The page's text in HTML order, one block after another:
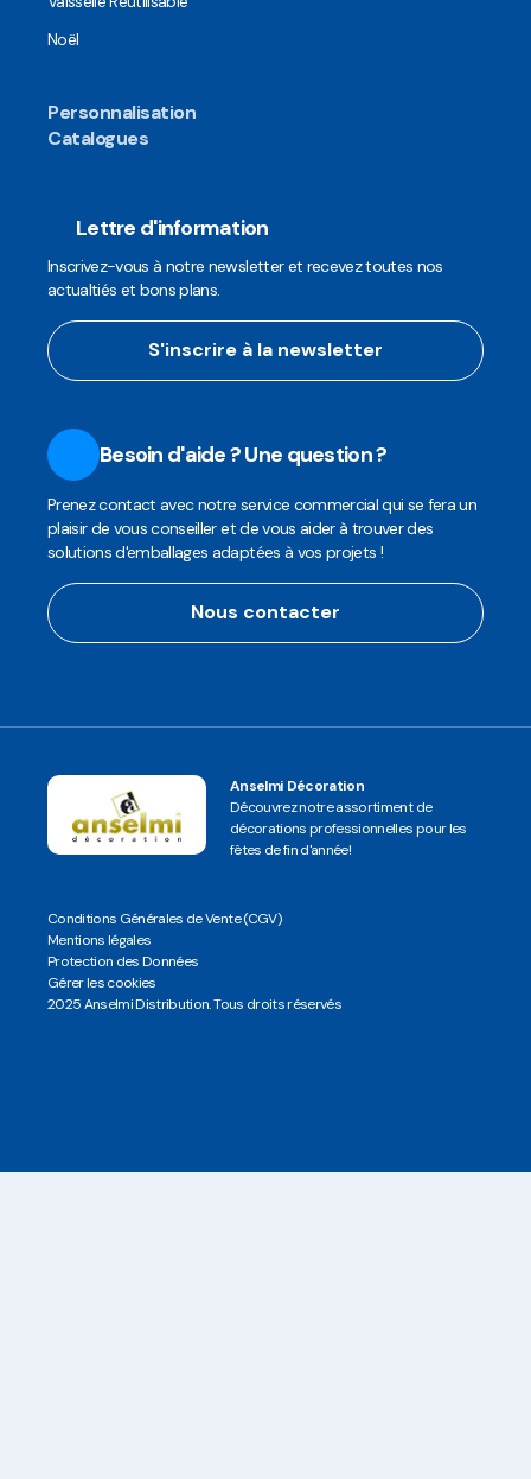
Noël
Personnalisation
Catalogues
Lettre d'information
Inscrivez-vous à notre newsletter et recevez toutes nos
actualtiés et bons plans.
S'inscrire à la newsletter
Besoin d'aide ? Une question ?
Prenez contact avec notre service commercial qui se fera un
plaisir de vous conseiller et de vous aider à trouver des
solutions d'emballages adaptées à vos projets !
Nous contacter
Anselmi Décoration
Découvrez notre assortiment de
décorations professionnelles pour les
fêtes de fin d'année!
Conditions Générales de Vente (CGV)
Mentions légales
Protection des Données
Gérer les cookies
2025 Anselmi Distribution. Tous droits réservés